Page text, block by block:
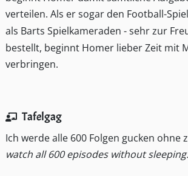
verteilen. Als er sogar den Football-
als Barts Spielkameraden - sehr zur
bestellt, beginnt Homer lieber Zeit mit
verbringen.
Tafelgag
Ich werde alle 600 Folgen gucken ohne
watch all 600 episodes without